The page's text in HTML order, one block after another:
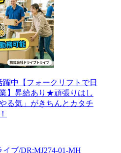
躍中【フォークリフトで日
】昇給あり★頑張りはし
る気」がきちんとカタチ
ブ/DR:MJ274-01-MH